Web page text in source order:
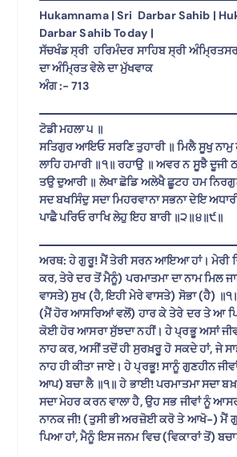
Hukamnama | Sri Darbar Sahib |
Darbar Sahib Today |
ਸੱਚਖੰਡ ਸ੍ਰੀ ਹਰਿਮੰਦਰ ਸਾਹਿਬ ਸ੍ਰੀ
ਦਾ ਅੰਮ੍ਰਿਤ ਵੇਲੇ ਦਾ ਮੁੱਖਵਾਕ
ਅੰਗ :- 713
ਟੋਡੀ ਮਹਲਾ ੫ ॥
ਸਤਿਗੁਰ ਆਇਓ ਸਰਣਿ ਤੁਹਾਰੀ ॥ ਮਿਲੈ ਸੂਖੁ ਨਾਮੁ
ਲਾਹਿ ਹਮਾਰੀ ॥੧॥ ਰਹਾਉ ॥ ਅਵਰ ਨ ਸੂਝੈ ਦੂਜੀ
ਤਉ ਦੁਆਰੀ ॥ ਲੇਖਾ ਛੋਡਿ ਅਲੇਖੈ ਛੂਟਹ ਹਮ
ਸਦ ਬਖਸਿੰਦੁ ਸਦਾ ਮਿਹਰਵਾਨਾ ਸਭਨਾ ਦੇਇ
ਪਾਛੈ ਪਰਿਓ ਰਾਖਿ ਲੇਹੁ ਇਹ ਬਾਰੀ ॥੨॥੪॥੯॥
ਅਰਥ: ਹੇ ਗੁਰੂ! ਮੈਂ ਤੇਰੀ ਸਰਨ ਆਇਆ ਹਾਂ। ਮੇਰੀ
ਕਰ, ਤੇਰੇ ਦਰ ਤੋਂ ਮੈਨੂੰ) ਪਰਮਾਤਮਾ ਦਾ ਨਾਮ ਮਿਲ
ਵਾਸਤੇ) ਸੁਖ (ਹੈ, ਇਹੀ ਮੇਰੇ ਵਾਸਤੇ) ਸੋਭਾ (ਹੈ)
(ਮੈਂ ਹੋਰ ਆਸਰਿਆਂ ਵਲੋਂ) ਹਾਰ ਕੇ ਤੇਰੇ ਦਰ ਤੇ ਆ
ਕੋਈ ਹੋਰ ਆਸਰਾ ਸੁੱਝਦਾ ਨਹੀਂ। ਹੇ ਪ੍ਰਭੂ ਅਸਾਂ
ਨਾਹ ਕਰ, ਅਸੀਂ ਤਦੋਂ ਹੀ ਸੁਰਖ਼ਰੂ ਹੋ ਸਕਦੇ ਹਾਂ, ਜੇ
ਨਾਹ ਹੀ ਕੀਤਾ ਜਾਏ। ਹੇ ਪ੍ਰਭੂ! ਸਾਨੂੰ ਗੁਣਹੀਨ
ਆਪ) ਬਚਾ ਲੈ ॥੧॥ ਹੇ ਭਾਈ! ਪਰਮਾਤਮਾ ਸਦਾ
ਸਦਾ ਮੇਹਰ ਕਰਨ ਵਾਲਾ ਹੈ, ਉਹ ਸਭ ਜੀਵਾਂ ਨੂੰ
ਨਾਨਕ ਜੀ! (ਤੁਸੀ ਭੀ ਅਰਜ਼ੋਈ ਕਰੋ ਤੇ ਆਖੋ-) ਮੈਂ
ਪਿਆ ਹਾਂ, ਮੈਨੂੰ ਇਸ ਜਨਮ ਵਿਚ (ਵਿਕਾਰਾਂ ਤੋਂ)